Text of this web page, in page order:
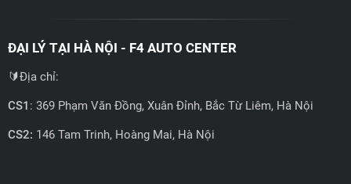
ĐẠI LÝ TẠI HÀ NỘI - F4 AUTO CENTER
🔰Địa chỉ:
CS1 : 369 Phạm Văn Đồng, Xuân Đỉnh, Bắc Từ Liêm, Hà Nội
CS2: 146 Tam Trinh, Hoàng Mai, Hà Nội